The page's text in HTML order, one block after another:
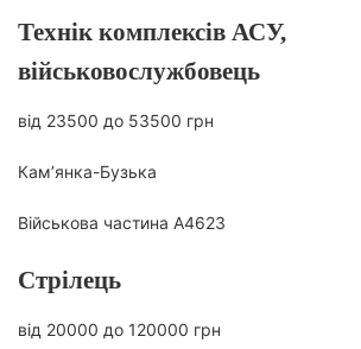
Технік комплексів АСУ,
військовослужбовець
від 23500 до 53500 грн
Кам’янка-Бузька
Військова частина А4623
Стрілець
від 20000 до 120000 грн